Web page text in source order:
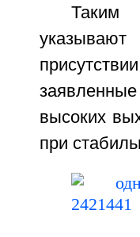
Таким
высоких
при